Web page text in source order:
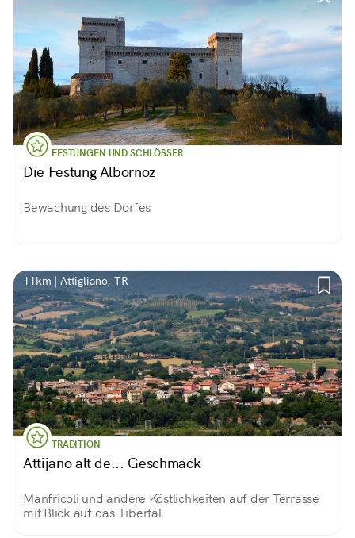
FESTUNGEN UND SCHLÖSSER
Die Festung Albornoz
Bewachung des Dorfes
11km | Attigliano, TR
TRADITION
Attijano alt de... Geschmack
Manfricoli und andere Köstlichkeiten auf der Terrasse
mit Blick auf das Tibertal